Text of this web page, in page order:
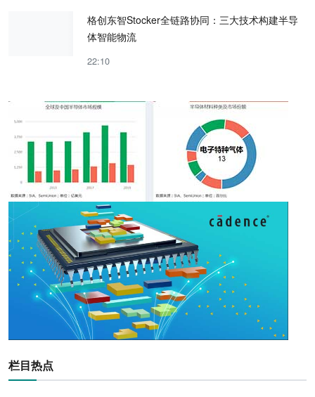
格创东智Stocker全链路协同：三大技术构建半导
体智能物流
22:10
栏目热点